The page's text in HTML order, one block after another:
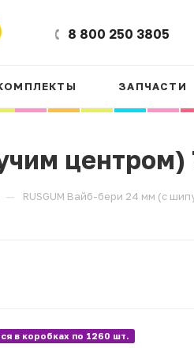
8 800 250 3805
ЗАПЧАСТИ
центром)
— RUSGUM Вайб-бери 24 мм (с
в коробках по 1260 шт.